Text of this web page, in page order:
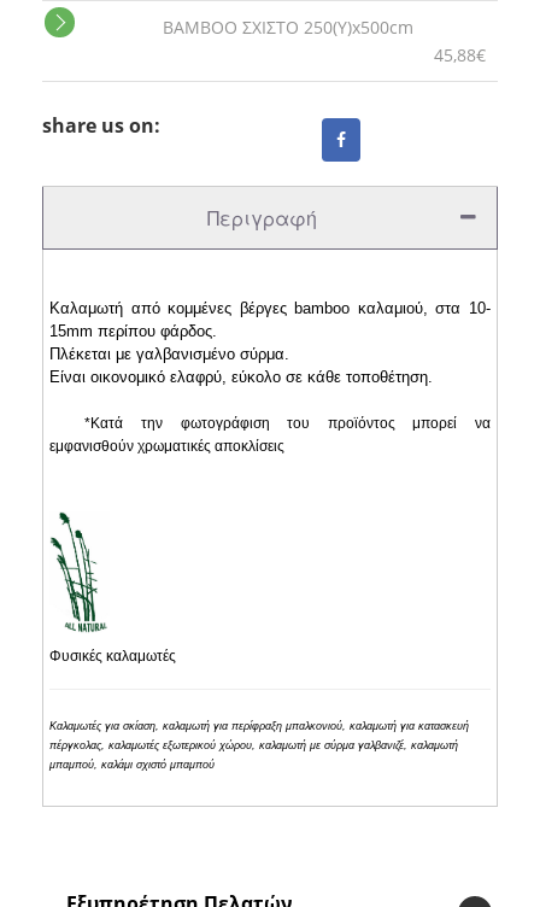
BAMBOO ΣΧΙΣΤΟ 250(Y)x500cm
45,88€
share us on:
Περιγραφή
Καλαμωτή από κομμένες βέργες bamboo καλαμιού, στα 10-
15mm περίπου φάρδος.
Πλέκεται με γαλβανισμένο σύρμα.
Είναι οικονομικό ελαφρύ, εύκολο σε κάθε τοποθέτηση.
*Κατά την φωτογράφιση του προϊόντος μπορεί να
εμφανισθούν χρωματικές αποκλίσεις
Φυσικές καλαμωτές
Καλαμωτές για σκίαση, καλαμωτή για περίφραξη μπαλκονιού, καλαμωτή για κατασκευή
πέργκολας, καλαμωτές εξωτερικού χώρου, καλαμωτή με σύρμα γαλβανιζέ, καλαμωτή
μπαμπού, καλάμι σχιστό μπαμπού